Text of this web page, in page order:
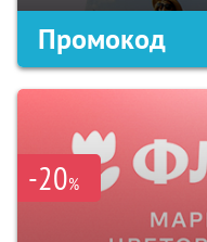
Промокод
-20%